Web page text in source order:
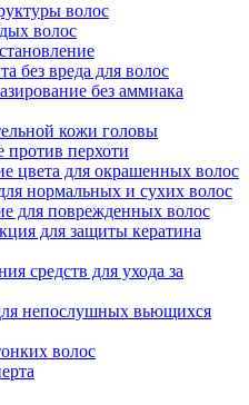
волос
волос
без вреда для волос
без аммиака
кожи головы
против перхоти
цвета для окрашенных волос
нормальных и сухих волос
для поврежденных волос
для защиты кератина
средств для ухода за
непослушных вьющихся
волос